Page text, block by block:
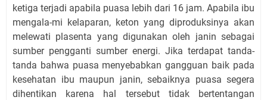
ketiga terjadi apabila puasa lebih dari 16 jam. Apabila ibu
mengala-mi kelaparan, keton yang diproduksinya akan
melewati plasenta yang digunakan oleh janin sebagai
sumber pengganti sumber energi. Jika terdapat tanda-
tanda bahwa puasa menyebabkan gangguan baik pada
kesehatan ibu maupun janin, sebaiknya puasa segera
dihentikan karena hal tersebut tidak bertentangan